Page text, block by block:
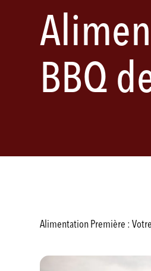
BBQ
Alimentation Première :